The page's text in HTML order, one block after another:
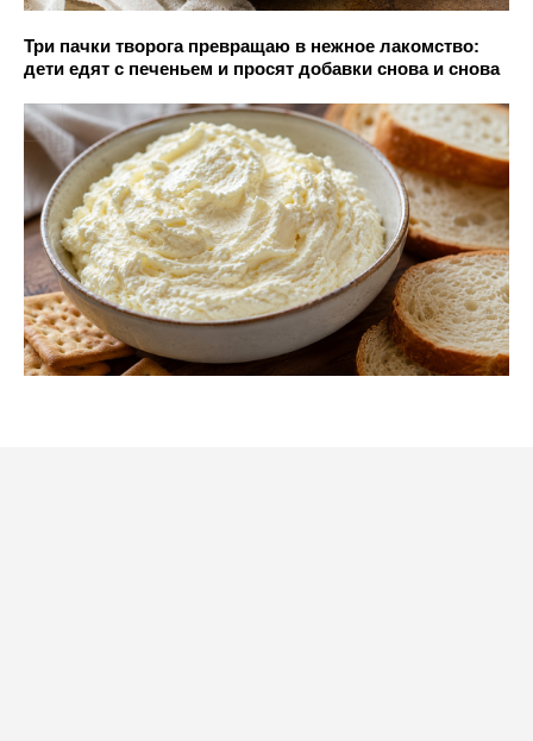
Три пачки творога превращаю в нежное лакомство:
дети едят с печеньем и просят добавки снова и снова